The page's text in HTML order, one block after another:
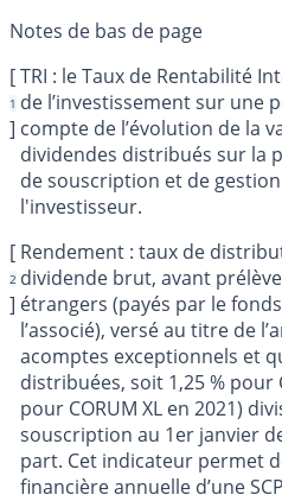
[
1
]
TRI : le Taux de Rentabilité
de l’investissement sur une
compte de l’évolution de la
dividendes distribués sur la
de souscription et de
l'investisseur.
[
2
]
Rendement : taux de
dividende brut, avant
étrangers (payés par le
l’associé), versé au titre de
acomptes exceptionnels et
distribuées, soit 1,25 % pour
pour CORUM XL en 2021)
souscription au 1er janvier
part. Cet indicateur permet
financière annuelle d’une